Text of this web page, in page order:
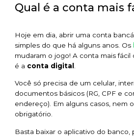
Qual é a conta mais
Hoje em dia, abrir uma conta
simples do que há alguns anos. Os
mudaram o jogo! A conta mais fácil
é a conta digital
Você só precisa de um celular,
documentos básicos (RG, CPF e
endereço). Em alguns casos, nem
obrigatório.
Basta baixar o aplicativo do banco,